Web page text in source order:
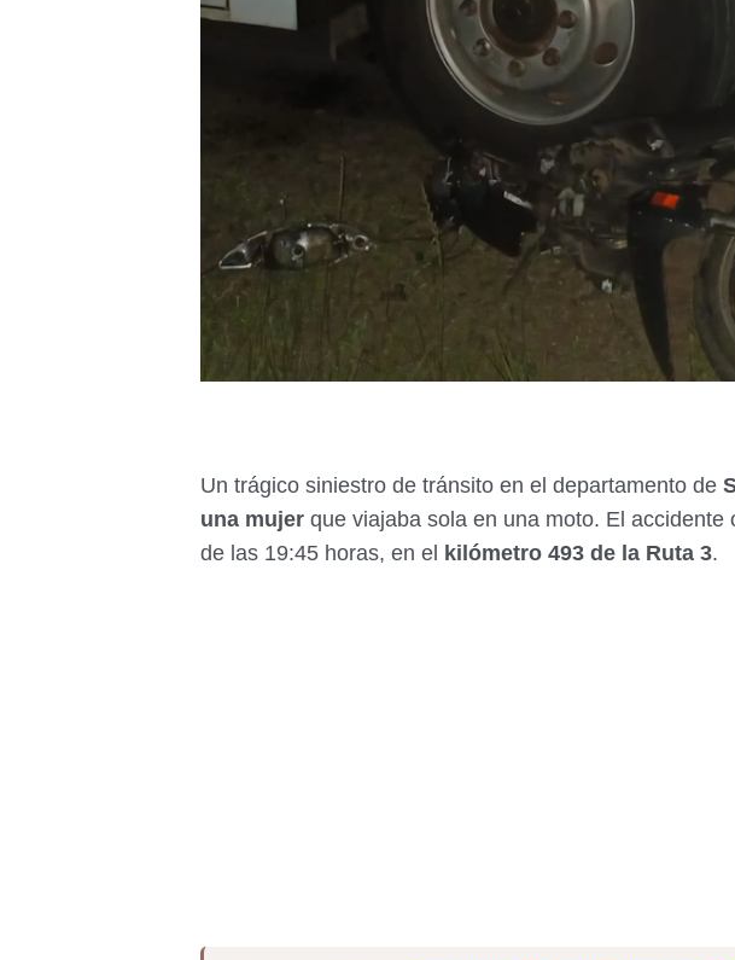
Un trágico siniestro de tránsito en el departamento de
una mujer que viajaba sola en una moto. El accidente
de las 19:45 horas, en el kilómetro 493 de la Ruta 3.